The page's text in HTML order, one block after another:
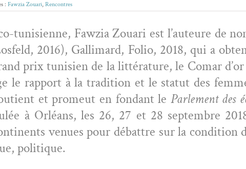
: Fawzia Zouari, Rencontres
tunisi­enne, Fawzia Zouari est l’au­teure de
2016), Gal­li­mard, Folio, 2018, qui a
prix tunisien de la lit­téra­ture, le Comar
le rap­port à la tra­di­tion et le statut des
et promeut en fon­dant le Par­lement des
à Orléans, les 26, 27 et 28 sep­tem­bre
venues pour débat­tre sur la con­di­tion
politique.